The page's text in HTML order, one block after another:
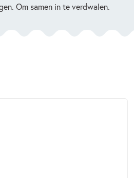
Om samen in te verdwalen.